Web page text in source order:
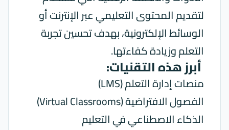
لتقديم المحتوى التعليمي عبر الإنترنت أو
الوسائط الإلكترونية، بهدف تحسين تجربة
التعلم وزيادة كفاءتها.
أبرز هذه التقنيات:
منصات إدارة التعلم (LMS)
الفصول الافتراضية (Virtual Classrooms)
الذكاء الاصطناعي في التعليم